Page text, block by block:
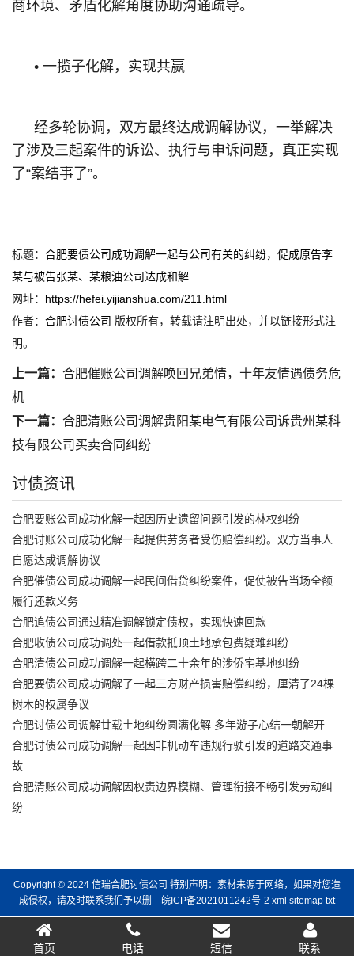
商环境、矛盾化解角度协助沟通疏导。
• 一揽子化解，实现共赢
经多轮协调，双方最终达成调解协议，一举解决
了涉及三起案件的诉讼、执行与申诉问题，真正实现
了“案结事了”。
标题： 合肥要债公司成功调解一起与公司有关的纠纷，促成原告李
某与被告张某、某粮油公司达成和解
网址： https://hefei.yijianshua.com/211.html
作者： 合肥讨债公司 版权所有，转载请注明出处，并以链接形式注
明。
上一篇： 合肥催账公司调解唤回兄弟情，十年友情遇债务危
机
下一篇： 合肥清账公司调解贵阳某电气有限公司诉贵州某科
技有限公司买卖合同纠纷
讨债资讯
合肥要账公司成功化解一起因历史遗留问题引发的林权纠纷
合肥讨账公司成功化解一起提供劳务者受伤赔偿纠纷。双方当事人
自愿达成调解协议
合肥催债公司成功调解一起民间借贷纠纷案件，促使被告当场全额
履行还款义务
合肥追债公司通过精准调解锁定债权，实现快速回款
合肥收债公司成功调处一起借款抵顶土地承包费疑难纠纷
合肥清债公司成功调解一起横跨二十余年的涉侨宅基地纠纷
合肥要债公司成功调解了一起三方财产损害赔偿纠纷，厘清了24棵
树木的权属争议
合肥讨债公司调解廿载土地纠纷圆满化解 多年游子心结一朝解开
合肥讨债公司成功调解一起因非机动车违规行驶引发的道路交通事
故
合肥清账公司成功调解因权责边界模糊、管理衔接不畅引发劳动纠
纷
Copyright © 2024 信瑞合肥讨债公司 特别声明：素材来源于网络，如果对您造
成侵权，请及时联系我们予以删 皖ICP备2021011242号-2 xml sitemap txt
首页 电话 短信 联系